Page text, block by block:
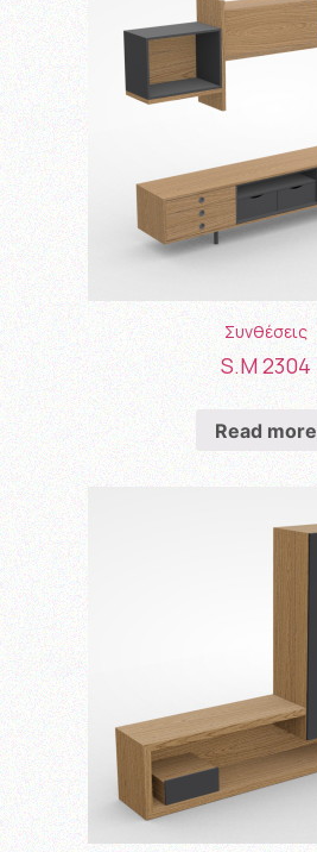
Συνθέσεις
S.M 2304
Read more